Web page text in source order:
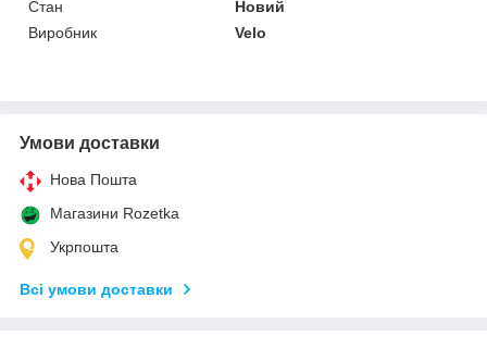
Стан
Новий
Виробник
Velo
Умови доставки
Нова Пошта
Магазини Rozetka
Укрпошта
Всі умови доставки